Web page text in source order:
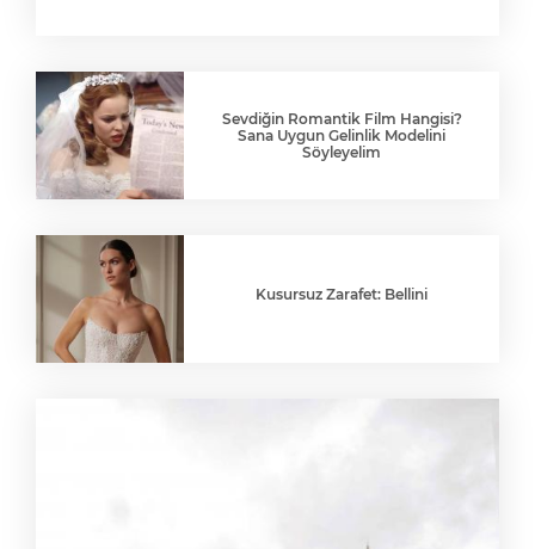
Sevdiğin Romantik Film Hangisi?
Sana Uygun Gelinlik Modelini
Söyleyelim
Kusursuz Zarafet: Bellini